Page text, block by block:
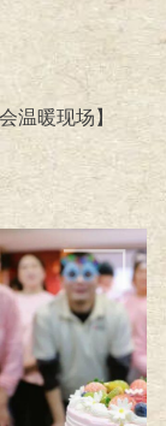
温暖现场】